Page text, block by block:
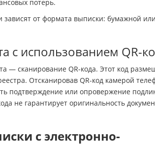
потерь.
от формата выписки: бумажной
с использованием QR-
— сканирование QR-кода. Этот код
Отсканировав QR-код камерой
подтверждение или опровержение
не гарантирует оригинальность
с электронно-